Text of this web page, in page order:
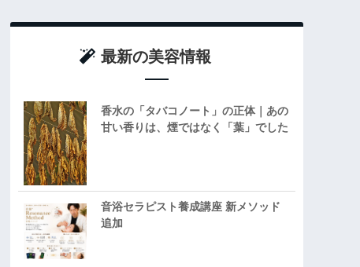
最新の美容情報
香水の「タバコノート」の正体｜あの
甘い香りは、煙ではなく「葉」でした
音浴セラピスト養成講座 新メソッド
追加